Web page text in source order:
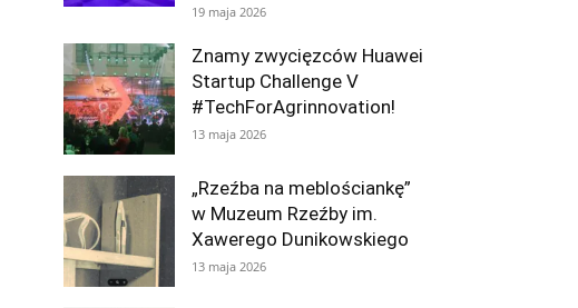
19 maja 2026
Znamy zwycięzców Huawei
Startup Challenge V
#TechForAgrinnovation!
13 maja 2026
„Rzeźba na meblościankę”
w Muzeum Rzeźby im.
Xawerego Dunikowskiego
13 maja 2026